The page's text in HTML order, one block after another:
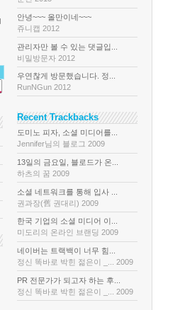
안녕~~~ 올만이네~~~
쥬니캡 2012
관리자만 볼 수 있는 댓글입...
비밀방문자 2012
우연찮게 방문했습니다. 정...
RunNGun 2012
Recent Trackbacks
도미노 피자, 소셜 미디어를...
Jennifer님의 블로그 2009
13일의 금요일, 블로드가 온...
하츠의 꿈 2009
소셜 네트워크를 통해 입사 ...
권과장(舊 권대리) 2009
한국 기업의 소셜 미디어 이...
미도리의 온라인 브랜딩 2009
네이버는 트랙백이 너무 힘...
정신 똑바로 박힌 젊은이 _... 2009
PR 전문가가 되고자 하는 후...
정신 똑바로 박힌 젊은이 _... 2009